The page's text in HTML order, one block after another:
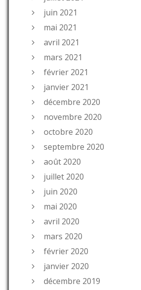
juin 2021
mai 2021
avril 2021
mars 2021
février 2021
janvier 2021
décembre 2020
novembre 2020
octobre 2020
septembre 2020
août 2020
juillet 2020
juin 2020
mai 2020
avril 2020
mars 2020
février 2020
janvier 2020
décembre 2019